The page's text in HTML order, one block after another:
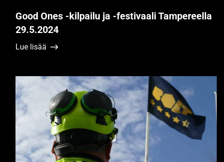
Good Ones -kilpailu ja -festivaali Tampereella
29.5.2024
Lue lisää